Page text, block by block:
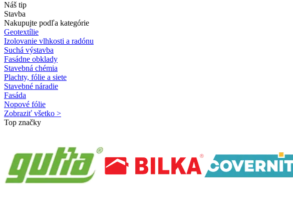
Náš tip
Stavba
Nakupujte podľa kategórie
Geotextílie
Izolovanie vlhkosti a radónu
Suchá výstavba
Fasádne obklady
Stavebná chémia
Plachty, fólie a siete
Stavebné náradie
Fasáda
Nopové fólie
Zobraziť všetko >
Top značky